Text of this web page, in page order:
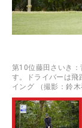
第10位藤田さいき：
す。ドライバーは飛
イング （撮影：鈴木